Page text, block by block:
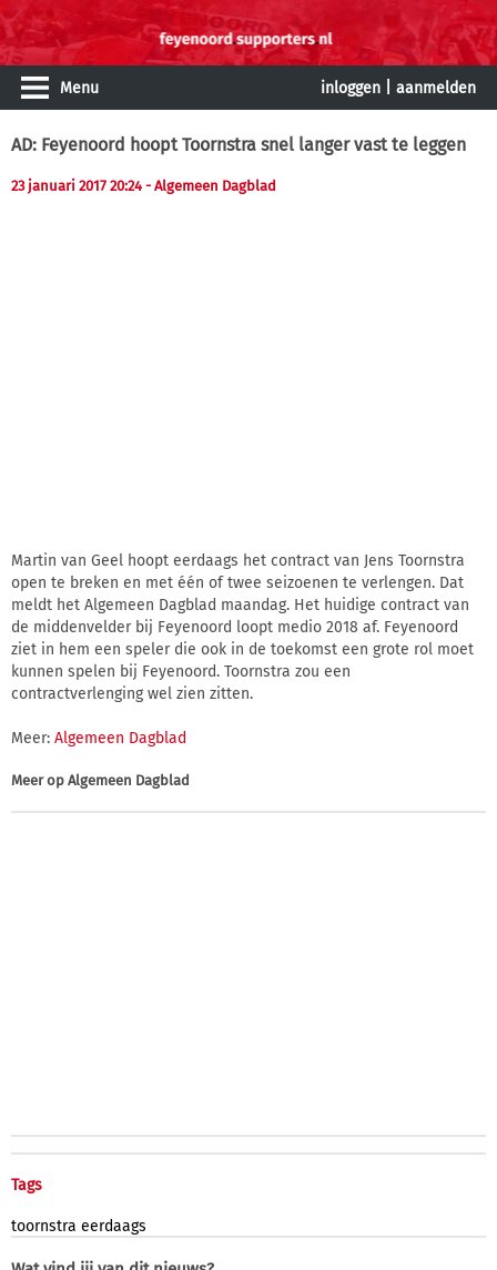
Menu inloggen aanmelden
AD: Feyenoord hoopt Toornstra snel langer vast te leggen
23 januari 2017 20:24 - Algemeen Dagblad
Martin van Geel hoopt eerdaags het contract van Jens Toornstra
open te breken en met één of twee seizoenen te verlengen. Dat
meldt het Algemeen Dagblad maandag. Het huidige contract van
de middenvelder bij Feyenoord loopt medio 2018 af. Feyenoord
ziet in hem een speler die ook in de toekomst een grote rol moet
kunnen spelen bij Feyenoord. Toornstra zou een
contractverlenging wel zien zitten.
Meer: Algemeen Dagblad
Meer op Algemeen Dagblad
Tags
toornstra eerdaags